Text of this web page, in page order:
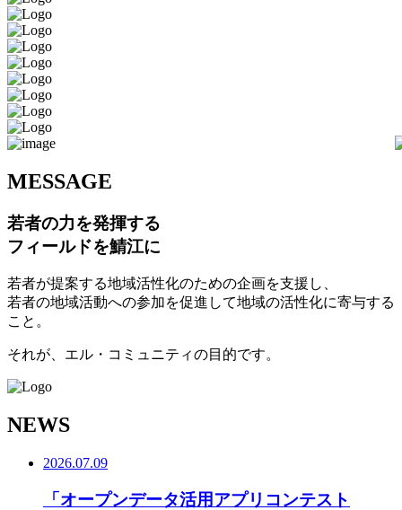
MESSAGE
若者の力を発揮する
フィールドを鯖江に
若者が提案する地域活性化のための企画を支援し、
若者の地域活動への参加を促進して地域の活性化に寄与する
こと。
それが、エル・コミュニティの目的です。
NEWS
2026.07.09
「オープンデータ活用アプリコンテスト